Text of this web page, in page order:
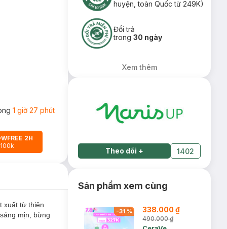
1 giờ 27 phút
2H
xuất từ thiên
mịn, bừng
huyện, toàn Quốc từ 249K)
Đổi trả
trong30 ngày
Xem thêm
Theo dõi + 1402
Sản phẩm xem cùng
-31% 338.000 ₫
490.000 ₫